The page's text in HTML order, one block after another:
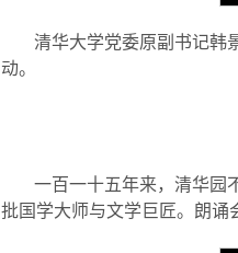
清华大学党委原副书记韩
动。
一百一十五年来，清华园
批国学大师与文学巨匠。朗诵